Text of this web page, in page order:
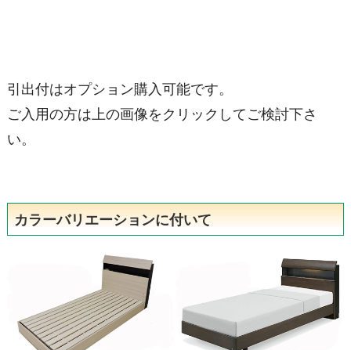
引出付はオプション購入可能です。
ご入用の方は上の画像をクリックしてご検討下さ
い。
カラーバリエーションに付いて